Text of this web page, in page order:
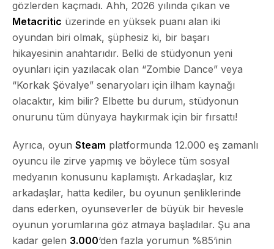
gözlerden kaçmadı. Ahh, 2026 yılında çıkan ve
Metacritic üzerinde en yüksek puanı alan iki
oyundan biri olmak, şüphesiz ki, bir başarı
hikayesinin anahtarıdır. Belki de stüdyonun yeni
oyunları için yazılacak olan “Zombie Dance” veya
“Korkak Şövalye” senaryoları için ilham kaynağı
olacaktır, kim bilir? Elbette bu durum, stüdyonun
onurunu tüm dünyaya haykırmak için bir fırsattı!
Ayrıca, oyun Steam platformunda 12.000 eş zamanlı
oyuncu ile zirve yapmış ve böylece tüm sosyal
medyanın konusunu kaplamıştı. Arkadaşlar, kız
arkadaşlar, hatta kediler, bu oyunun şenliklerinde
dans ederken, oyunseverler de büyük bir hevesle
oyunun yorumlarına göz atmaya başladılar. Şu ana
kadar gelen 3.000‘den fazla yorumun %85‘inin